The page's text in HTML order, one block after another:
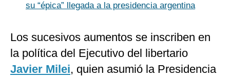
su “épica” llegada a la presidencia argentina
Los sucesivos aumentos se inscriben en
la política del Ejecutivo del libertario
Javier Milei, quien asumió la Presidencia